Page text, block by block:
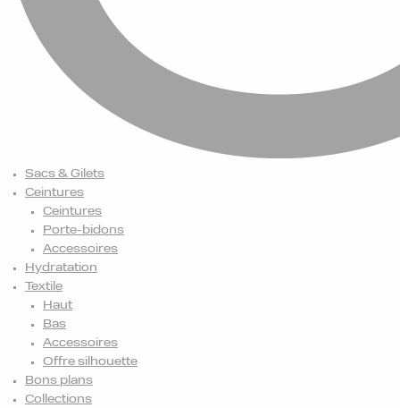
Sacs & Gilets
Ceintures
Ceintures
Porte-bidons
Accessoires
Hydratation
Textile
Haut
Bas
Accessoires
Offre silhouette
Bons plans
Collections